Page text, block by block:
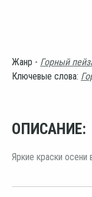
Жанр - Горный
Ключевые слова:
ОПИСАНИЕ:
Яркие краски осени